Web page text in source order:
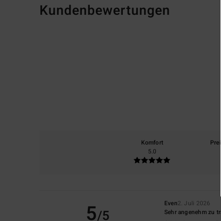
Kundenbewertungen
Komfort
5.0
5/5
Even2. Juli 2026
Sehr angenehm zu